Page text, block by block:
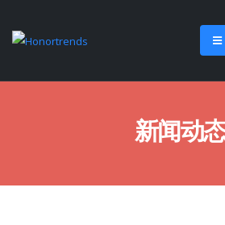
新闻动